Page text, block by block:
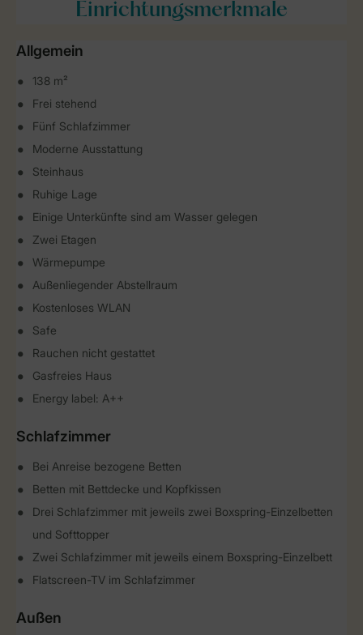
Einrichtungsmerkmale
Allgemein
138 m²
Frei stehend
Fünf Schlafzimmer
Moderne Ausstattung
Steinhaus
Ruhige Lage
Einige Unterkünfte sind am Wasser gelegen
Zwei Etagen
Wärmepumpe
Außenliegender Abstellraum
Kostenloses WLAN
Safe
Rauchen nicht gestattet
Gasfreies Haus
Energy label: A++
Schlafzimmer
Bei Anreise bezogene Betten
Betten mit Bettdecke und Kopfkissen
Drei Schlafzimmer mit jeweils zwei Boxspring-Einzelbetten
und Softtopper
Zwei Schlafzimmer mit jeweils einem Boxspring-Einzelbett
Flatscreen-TV im Schlafzimmer
Außen